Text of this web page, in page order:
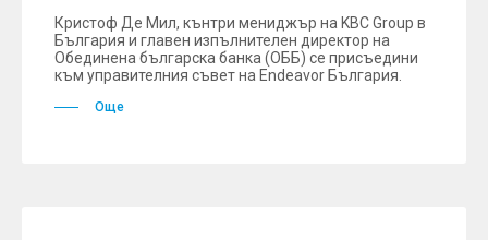
Кристоф Де Мил, кънтри мениджър на KBC Group в
България и главен изпълнителен директор на
Обединена българска банка (ОББ) се присъедини
към управителния съвет на Endeavor България.
Още